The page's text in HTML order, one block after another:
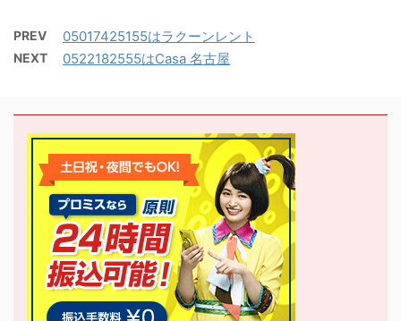
PREV 05017425155はラクーンレント
NEXT 0522182555はCasa 名古屋